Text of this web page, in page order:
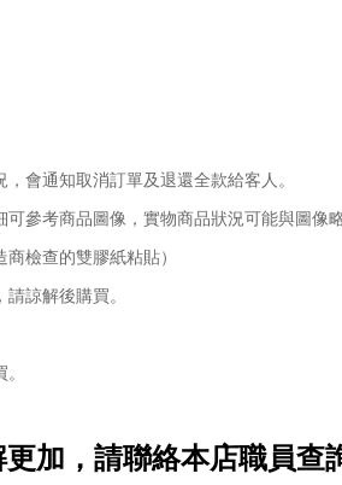
會通知取消訂單及退還全款給客人。
參考商品圖像，實物商品狀況可能與圖像略
檢查的雙膠紙粘貼）
諒解後購買。
加，請聯絡本店職員查